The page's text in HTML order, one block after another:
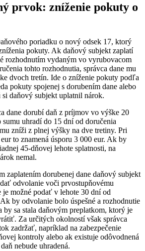
prvok: zníženie pokuty o
poriadku o nový odsek 17, ktorý
pokuty. Ak daňový subjekt zaplatí
rozhodnutím vydaným vo vyrubovacom
tohto rozhodnutia, správca dane mu
dvoch tretín. Ide o zníženie pokuty podľa
pokuty spojenej s dorubením dane alebo
daňový subjekt uplatnil nárok.
dane dorubí daň z príjmov vo výške 20
uhradí do 15 dní od doručenia
zníži z plnej výšky na dve tretiny. Pri
to znamená úsporu 3 000 eur. Ak by
45-dňovej lehote splatnosti, na
nemal.
zaplatením dorubenej dane daňový subjekt
odvolanie voči prvostupňovému
možné podať v lehote 30 dní od
by odvolanie bolo úspešné a rozhodnutie
by sa stala daňovým preplatkom, ktorý je
Za určitých okolností však správca
zadržať, napríklad na zabezpečenie
kontroly alebo ak existuje odôvodnená
nebude uhradená.